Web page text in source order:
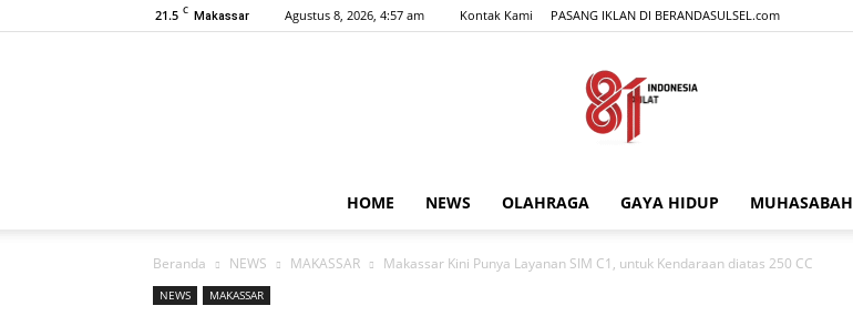
21.5 C Makassar Agustus 8, 2026, 4:57 am Kontak Kami PASANG IKLAN DI BERANDASULSEL.com
HOME NEWS OLAHRAGA GAYA HIDUP MUHASABAH
Beranda NEWS MAKASSAR Makassar Kini Punya Layanan SIM C1, untuk Kendaraan diatas 250 CC
NEWS MAKASSAR